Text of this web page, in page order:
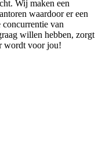
Wij maken een
waardoor er een
van
willen hebben, zorgt
wordt voor jou!